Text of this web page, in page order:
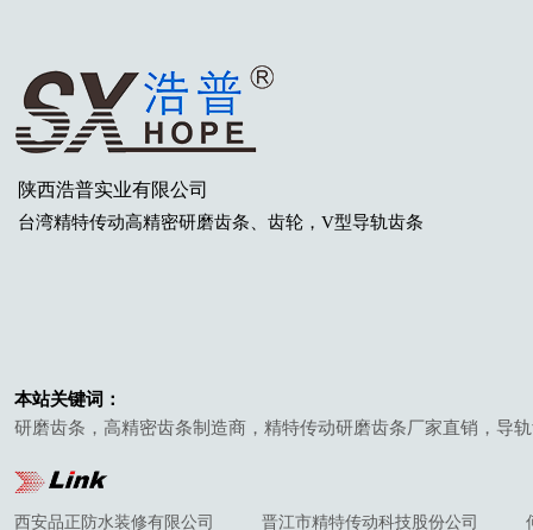
陕西浩普实业有限公司
台湾精特传动高精密研磨齿条 、齿轮 ，V型导轨齿条
西安品正防水装修有限公司 晋江市精特传动科技股份公司
本站关键词：
研磨齿条，高精密齿条制造商，精特传动研磨齿条厂家直销，导